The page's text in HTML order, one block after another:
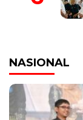
NASIONAL